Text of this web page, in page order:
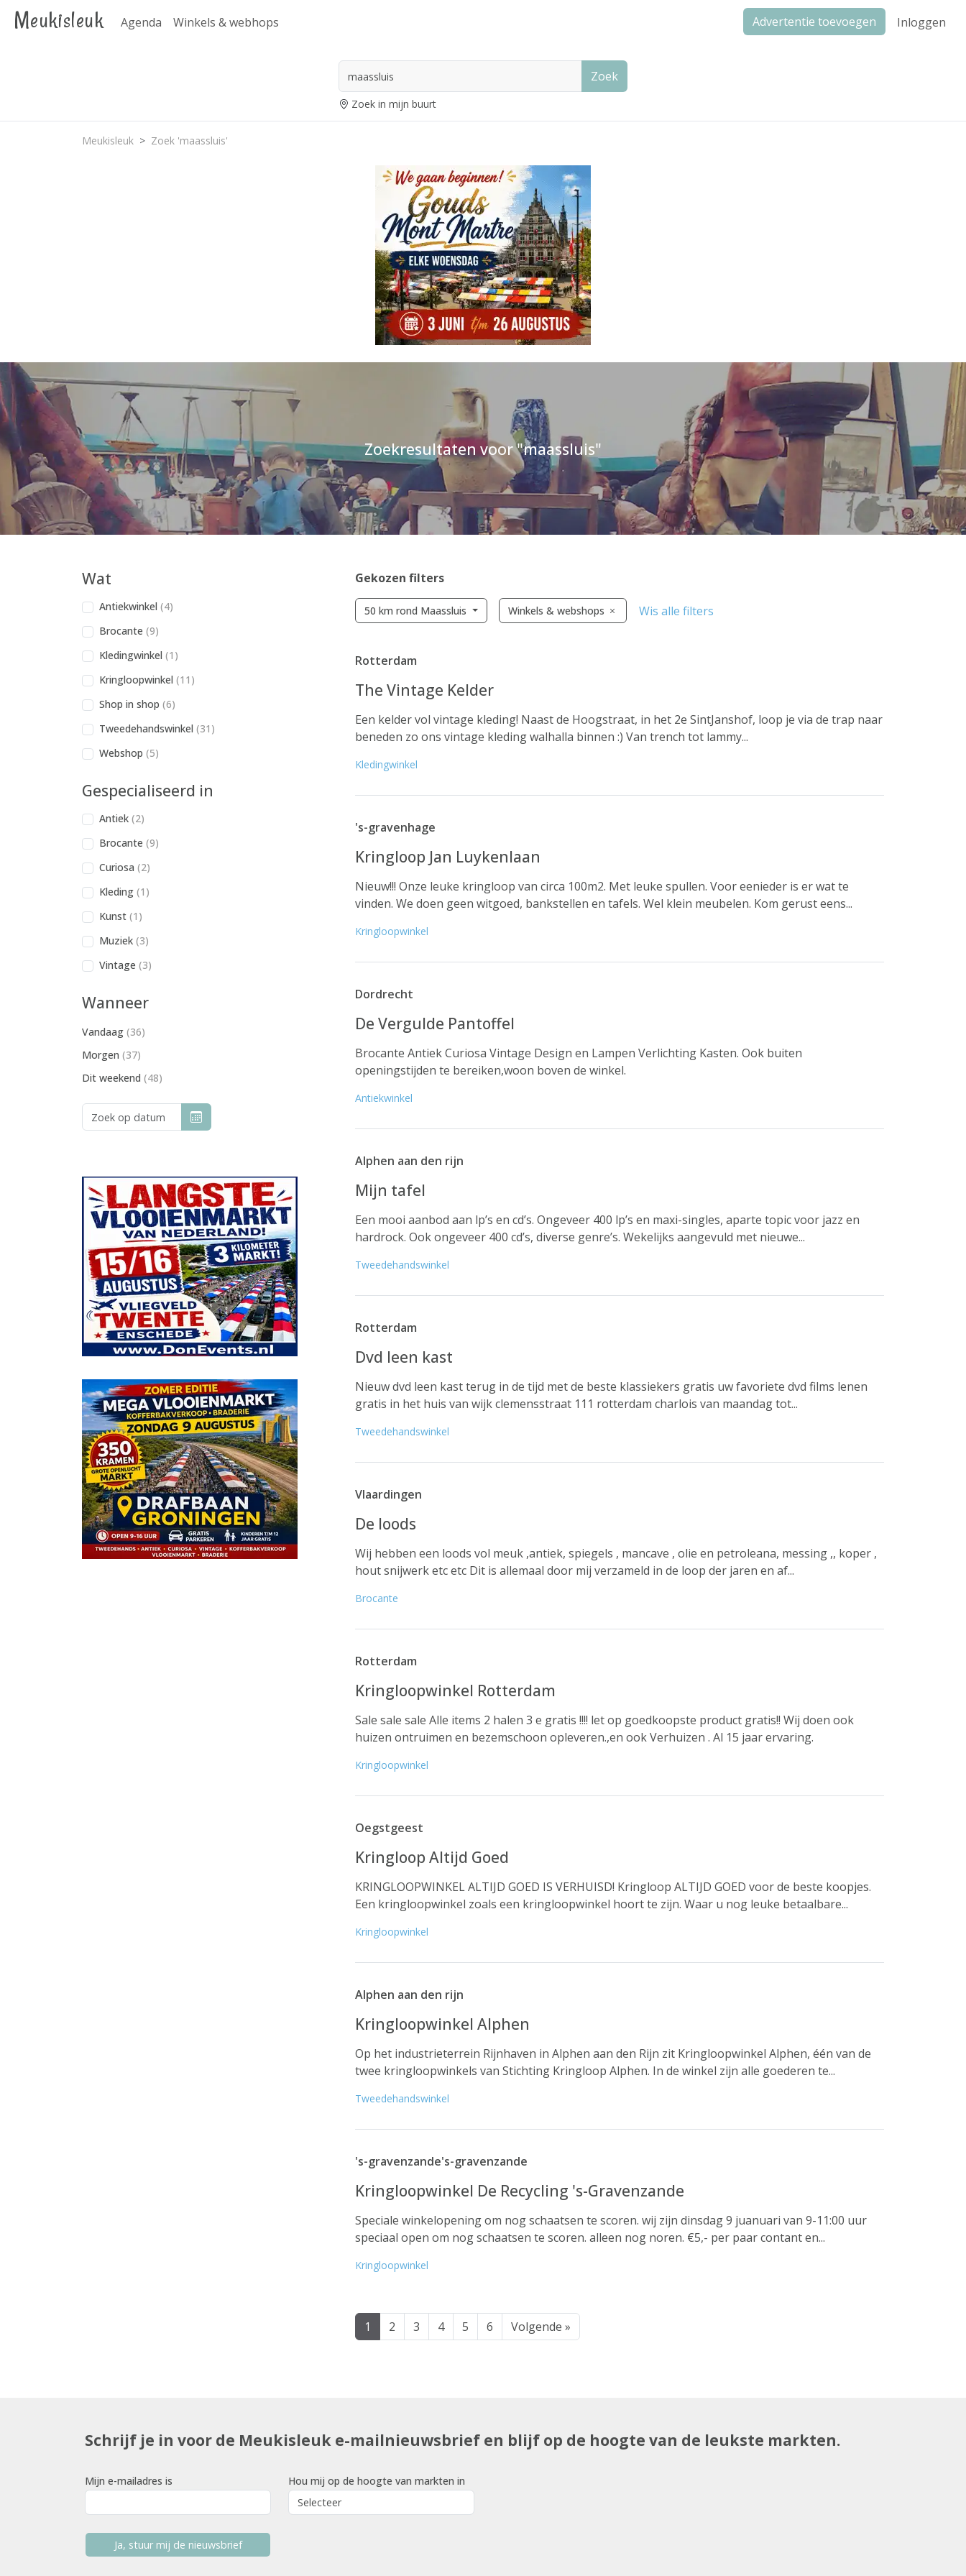
Meukisleuk Agenda Winkels & webhops Advertentie toevoegen Inloggen
Zoek
Zoek in mijn buurt
Meukisleuk Zoek 'maassluis'
Zoekresultaten voor "maassluis"
Wat
Antiekwinkel (4)
Brocante (9)
Kledingwinkel (1)
Kringloopwinkel (11)
Shop in shop (6)
Tweedehandswinkel (31)
Webshop (5)
Gespecialiseerd in
Antiek (2)
Brocante (9)
Curiosa (2)
Kleding (1)
Kunst (1)
Muziek (3)
Vintage (3)
Wanneer
Vandaag (36)
Morgen (37)
Dit weekend (48)
Gekozen filters
50 km rond Maassluis Winkels & webshops Wis alle filters
Rotterdam
The Vintage Kelder
Een kelder vol vintage kleding! Naast de Hoogstraat, in het 2e SintJanshof, loop je via de trap naar
beneden zo ons vintage kleding walhalla binnen :) Van trench tot lammy...
Kledingwinkel
's-gravenhage
Kringloop Jan Luykenlaan
Nieuw!!! Onze leuke kringloop van circa 100m2. Met leuke spullen. Voor eenieder is er wat te
vinden. We doen geen witgoed, bankstellen en tafels. Wel klein meubelen. Kom gerust eens...
Kringloopwinkel
Dordrecht
De Vergulde Pantoffel
Brocante Antiek Curiosa Vintage Design en Lampen Verlichting Kasten. Ook buiten
openingstijden te bereiken,woon boven de winkel.
Antiekwinkel
Alphen aan den rijn
Mijn tafel
Een mooi aanbod aan lp’s en cd’s. Ongeveer 400 lp’s en maxi-singles, aparte topic voor jazz en
hardrock. Ook ongeveer 400 cd’s, diverse genre’s. Wekelijks aangevuld met nieuwe...
Tweedehandswinkel
Rotterdam
Dvd leen kast
Nieuw dvd leen kast terug in de tijd met de beste klassiekers gratis uw favoriete dvd films lenen
gratis in het huis van wijk clemensstraat 111 rotterdam charlois van maandag tot...
Tweedehandswinkel
Vlaardingen
De loods
Wij hebben een loods vol meuk ,antiek, spiegels , mancave , olie en petroleana, messing ,, koper ,
hout snijwerk etc etc Dit is allemaal door mij verzameld in de loop der jaren en af...
Brocante
Rotterdam
Kringloopwinkel Rotterdam
Sale sale sale Alle items 2 halen 3 e gratis !!!! let op goedkoopste product gratis!! Wij doen ook
huizen ontruimen en bezemschoon opleveren.,en ook Verhuizen . Al 15 jaar ervaring.
Kringloopwinkel
Oegstgeest
Kringloop Altijd Goed
KRINGLOOPWINKEL ALTIJD GOED IS VERHUISD! Kringloop ALTIJD GOED voor de beste koopjes.
Een kringloopwinkel zoals een kringloopwinkel hoort te zijn. Waar u nog leuke betaalbare...
Kringloopwinkel
Alphen aan den rijn
Kringloopwinkel Alphen
Op het industrieterrein Rijnhaven in Alphen aan den Rijn zit Kringloopwinkel Alphen, één van de
twee kringloopwinkels van Stichting Kringloop Alphen. In de winkel zijn alle goederen te...
Tweedehandswinkel
's-gravenzande's-gravenzande
Kringloopwinkel De Recycling 's-Gravenzande
Speciale winkelopening om nog schaatsen te scoren. wij zijn dinsdag 9 juanuari van 9-11:00 uur
speciaal open om nog schaatsen te scoren. alleen nog noren. €5,- per paar contant en...
Kringloopwinkel
1 2 3 4 5 6 Volgende »
Schrijf je in voor de Meukisleuk e-mailnieuwsbrief en blijf op de hoogte van de leukste markten.
Mijn e-mailadres is Hou mij op de hoogte van markten in
Ja, stuur mij de nieuwsbrief